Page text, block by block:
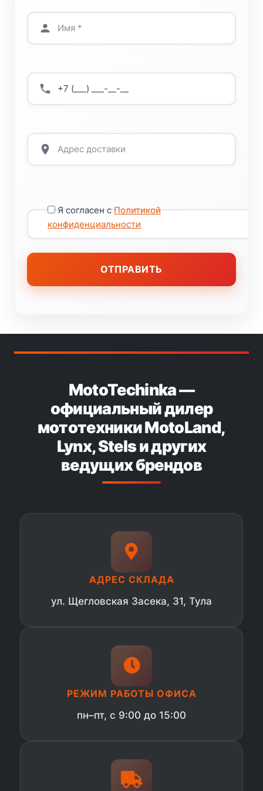
Я согласен сПолитикой
конфиденциальности
MotoTechinka —
официальный дилер
мототехники MotoLand,
Lynx, Stels и других
ведущих брендов
АДРЕС СКЛАДА
ул. Щегловская Засека, 31, Тула
РЕЖИМ РАБОТЫ ОФИСА
пн–пт, с 9:00 до 15:00